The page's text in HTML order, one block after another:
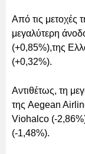
Από τις μετοχές
μεγαλύτερη
(+0,85%),της
(+0,32%).
Αντιθέτως, τη
της Aegean
Viohalco (-
(-1,48%).